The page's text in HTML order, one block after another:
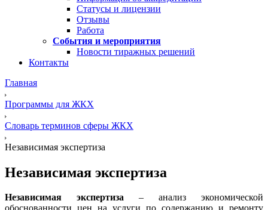
Статусы и лицензии
Отзывы
Работа
События и мероприятия
Новости тиражных решений
Контакты
Главная
Программы для ЖКХ
Словарь терминов сферы ЖКХ
Независимая экспертиза
Независимая экспертиза
Независимая экспертиза – анализ экономической